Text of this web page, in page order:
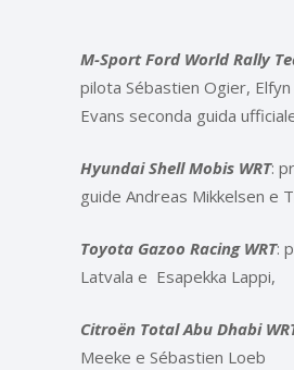
M-Sport Ford World Rally
pilota Sébastien Ogier, Elfyn
Evans seconda guida
Hyundai Shell Mobis WRT:
guide Andreas Mikkelsen e
Toyota Gazoo Racing WRT:
Latvala e Esapekka Lappi,
Citroën Total Abu Dhabi
Meeke e Sébastien Loeb